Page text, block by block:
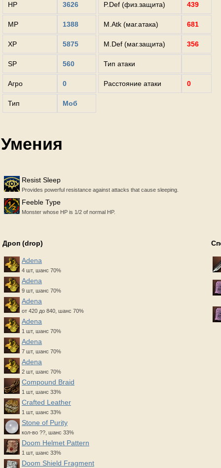
HP 3626
MP 1388
XP 5875
SP 560
Агро 0
Тип Моб
P.Def (физ.защита) 439
M.Atk (маг.атака) 681
M.Def (маг.защита) 356
Тип атаки
Расстояние атаки 0
Умения
Resist Sleep
Provides powerful resistance against attacks that cause sleeping.
Feeble Type
Monster whose HP is 1/2 of normal HP.
Дроп (drop)
Adena
4 шт, шанс 70%
Adena
9 шт, шанс 70%
Adena
от 420 до 840, шанс 70%
Adena
1 шт, шанс 70%
Adena
7 шт, шанс 70%
Adena
2 шт, шанс 70%
Compound Braid
1 шт, шанс 33%
Crafted Leather
1 шт, шанс 33%
Stone of Purity
кол-во ??, шанс 33%
Doom Helmet Pattern
1 шт, шанс 33%
Doom Shield Fragment